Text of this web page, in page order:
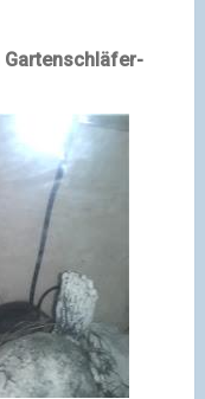
Gartenschläfer-